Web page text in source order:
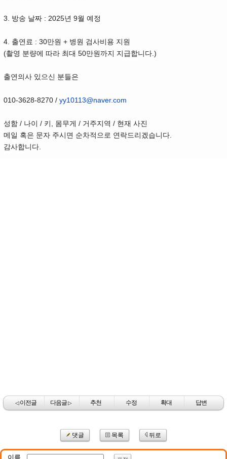
3. 방송 날짜 : 2025년 9월 예정​
4. 출연료 : 30만원 + 병원 검사비용 지원
(촬영 분량에 따라 최대 50만원까지 지급합니다.)
출연의사 있으신 분들은
010-3628-8270 / yy10113@naver.com
성함 / 나이 / 키, 몸무게 / 거주지역 / 현재 사진
메일 혹은 문자 주시면 순차적으로 연락드리겠습니다.
감사합니다.
◁이전글 다음글▷ 추천 수정 확대 답변
댓글 목록 뒤로
이름